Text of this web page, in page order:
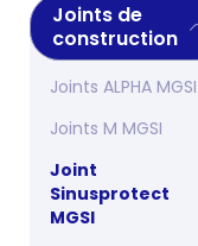
Joints de
construction
Joints ALPHA MGSI
Joints M MGSI
Joint
Sinusprotect
MGSI